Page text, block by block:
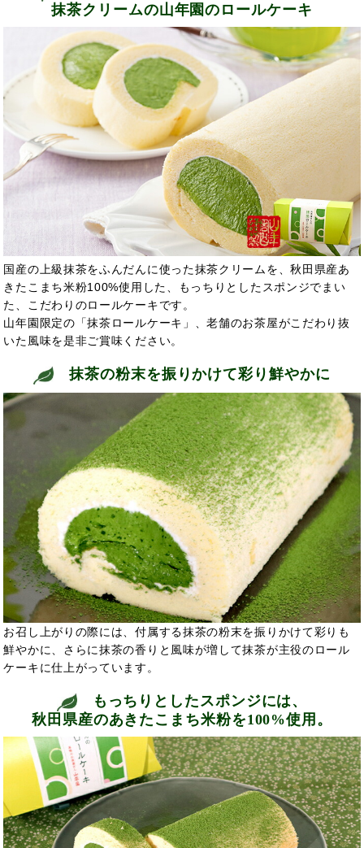
抹茶クリームの山年園のロールケーキ
国産の上級抹茶をふんだんに使った抹茶クリームを、秋田県産あ
きたこまち米粉100%使用した、もっちりとしたスポンジでまい
た、こだわりのロールケーキです。
山年園限定の「抹茶ロールケーキ」、老舗のお茶屋がこだわり抜
いた風味を是非ご賞味ください。
抹茶の粉末を振りかけて彩り鮮やかに
お召し上がりの際には、付属する抹茶の粉末を振りかけて彩りも
鮮やかに、さらに抹茶の香りと風味が増して抹茶が主役のロール
ケーキに仕上がっています。
もっちりとしたスポンジには、
秋田県産のあきたこまち米粉を100%使用。